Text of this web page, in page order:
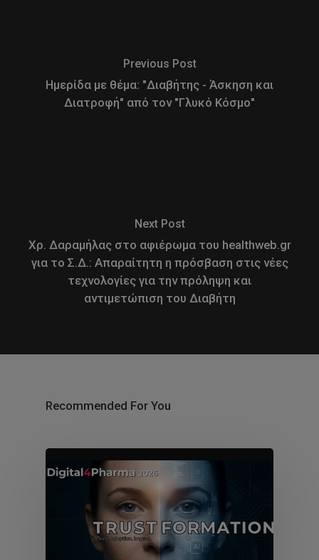
Previous Post
Ημερίδα με θέμα: "Διαβήτης - Άσκηση και
Διατροφή" από τον "Γλυκό Κόσμο"
Next Post
Χρ. Δαραμήλας στο αφιέρωμα του healthweb.gr
για το Σ.Δ.: Απαραίτητη η πρόσβαση στις νέες
τεχνολογίες για την πρόληψη και
αντιμετώπιση του Διαβήτη
Recommended For You